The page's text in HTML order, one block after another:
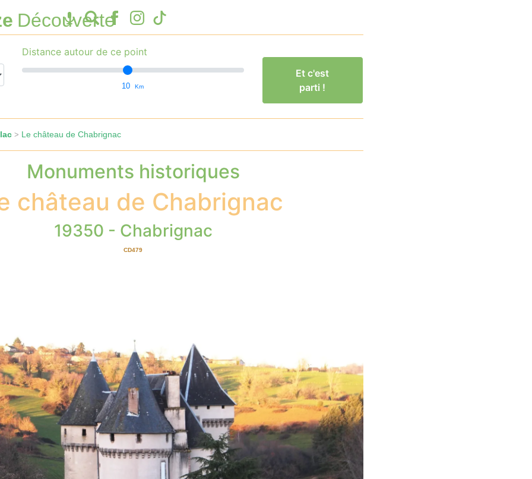
Découverte
Distance autour de ce point
10 Km
Et c'est
parti !
> Le château de Chabrignac
Monuments historiques
château de Chabrignac
19350 - Chabrignac
CD479